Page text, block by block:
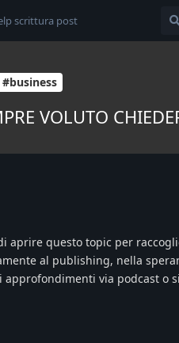
scrittura post
#business
VOLUTO
aprire questo topic per
al publishing, nella
approfondimenti via podcast o